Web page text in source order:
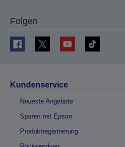
Folgen
Kundenservice
Neueste Angebote
Sparen mit Epson
Produktregistrierung